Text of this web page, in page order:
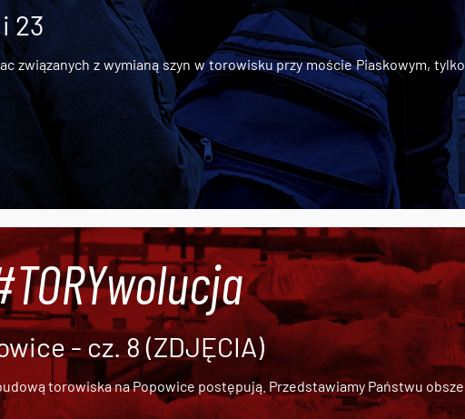
23
związanych z wymianą szyn w torowisku przy moście Piaskowym,
- cz. 8 (ZDJĘCIA)
torowiska na Popowice postępują. Przedstawiamy Państwu